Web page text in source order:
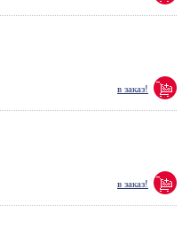
в заказ!
в заказ!